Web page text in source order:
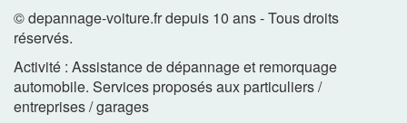
© depannage-voiture.fr depuis 10 ans - Tous droits
réservés.
Activité : Assistance de dépannage et remorquage
automobile. Services proposés aux particuliers /
entreprises / garages